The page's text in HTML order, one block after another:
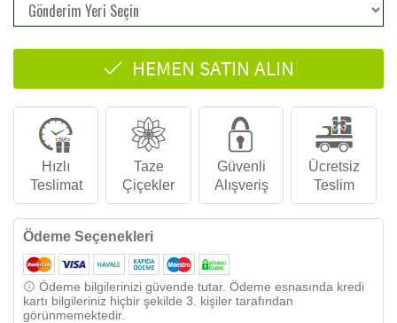
HEMEN SATIN ALIN
Hızlı
Teslimat
Taze
Çiçekler
Güvenli
Alışveriş
Ücretsiz
Teslim
Ödeme Seçenekleri
Ödeme bilgilerinizi güvende tutar. Ödeme esnasında kredi
kartı bilgileriniz hiçbir şekilde 3. kişiler tarafından
görünmemektedir.